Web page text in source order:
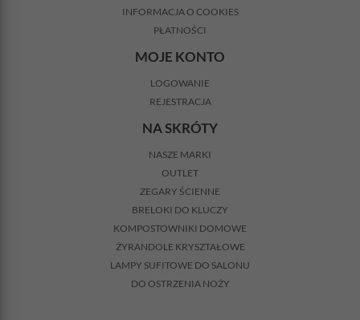
INFORMACJA O COOKIES
PŁATNOŚCI
MOJE KONTO
LOGOWANIE
REJESTRACJA
NA SKRÓTY
NASZE MARKI
OUTLET
ZEGARY ŚCIENNE
BRELOKI DO KLUCZY
KOMPOSTOWNIKI DOMOWE
ŻYRANDOLE KRYSZTAŁOWE
LAMPY SUFITOWE DO SALONU
DO OSTRZENIA NOŻY